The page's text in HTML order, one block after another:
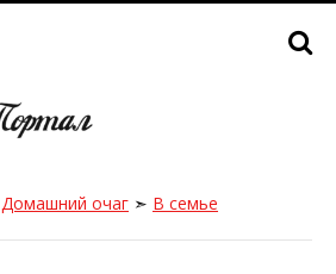
Домашний очаг ➣ В семье